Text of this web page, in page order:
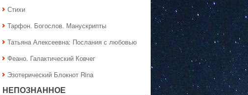
Стихи
Тарфон. Богослов. Манускрипты
Татьяна Алексеевна: Послания с любовью
Феано. Галактический Ковчег
Эзотерический Блокнот Rina
НЕПОЗНАННОЕ